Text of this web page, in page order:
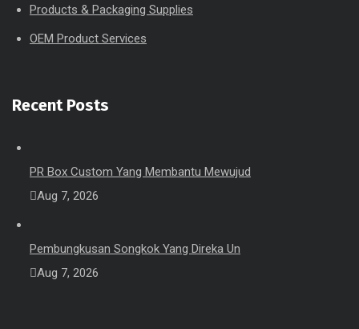
Products & Packaging Supplies
OEM Product Services
Recent Posts
PR Box Custom Yang Membantu Mewujud
Aug 7, 2026
Pembungkusan Songkok Yang Direka Un
Aug 7, 2026